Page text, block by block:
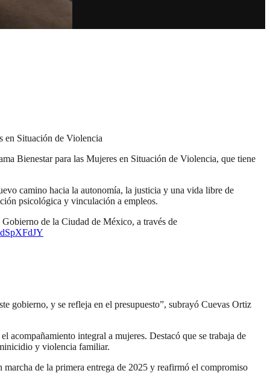
en Situación de Violencia
Bienestar para las Mujeres en Situación de Violencia, que tiene
camino hacia la autonomía, la justicia y una vida libre de
psicológica y vinculación a empleos.
de la Ciudad de México, a través de
gobierno, y se refleja en el presupuesto”, subrayó Cuevas Ortiz
integral a mujeres. Destacó que se trabaja de
y violencia familiar.
de la primera entrega de 2025 y reafirmó el compromiso